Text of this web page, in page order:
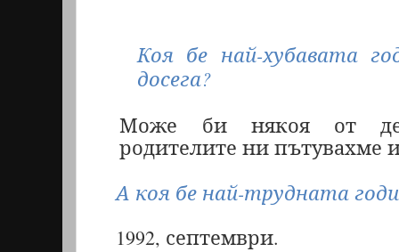
Коя бе най-хубавата
досега?
Може би някоя от
родителите ни пътувахме
А коя бе най-трудната
1992, септември.